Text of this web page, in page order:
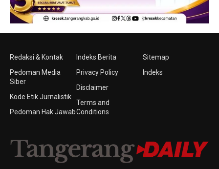
Redaksi & Kontak
Pedoman Media
Siber
Kode Etik Jurnalistik
Pedoman Hak Jawab
Indeks Berita
Privacy Policy
Disclaimer
Terms and
Conditions
Sitemap
Indeks